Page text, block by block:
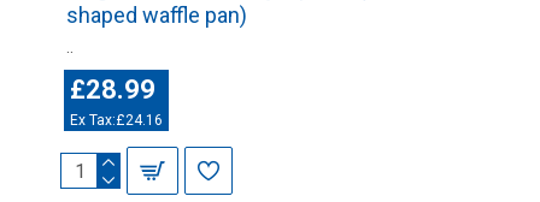
shaped waffle pan)
£28.99
Ex Tax:£24.16